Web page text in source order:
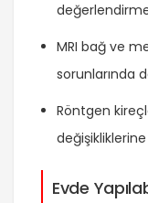
MRI bağ ve
sorunlarında
Röntgen
değişikliklerine
Evde